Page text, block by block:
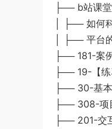
├── b站课
│ ├── 如何
│ ├── 平台
├── 181-案
├── 19-【
├── 30-基
├── 308-项
├── 201-交